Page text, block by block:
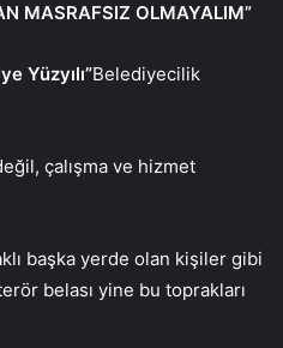
MASRAFSIZ OLMAYALIM”
Yüzyılı”Belediyecilik
çalışma ve hizmet
başka yerde olan kişiler gibi
belası yine bu toprakları